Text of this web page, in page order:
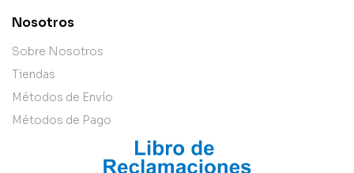
Nosotros
Sobre Nosotros
Tiendas
Métodos de Envío
Métodos de Pago